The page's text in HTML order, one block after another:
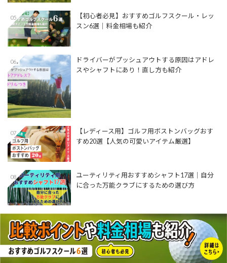
05
【初心者必見】おすすめゴルフスクール・レッ
スン6選｜料金相場も紹介
06
ドライバーがプッシュアウトする原因はアドレ
スやシャフトにあり！直し方も紹介
07
【レディース用】ゴルフ用ボストンバッグおす
すめ20選【人気の可愛いアイテム厳選】
08
ユーティリティ用おすすめシャフト17選│自分
に合った万能クラブにするための選び方
09
【プロ監修】アイアンを左足体重で打つ方法と
コツ！ドリル動画付き